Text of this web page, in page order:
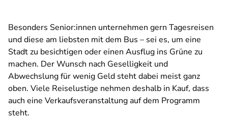
Besonders Senior:innen unternehmen gern Tagesreisen
und diese am liebsten mit dem Bus – sei es, um eine
Stadt zu besichtigen oder einen Ausflug ins Grüne zu
machen. Der Wunsch nach Geselligkeit und
Abwechslung für wenig Geld steht dabei meist ganz
oben. Viele Reiselustige nehmen deshalb in Kauf, dass
auch eine Verkaufsveranstaltung auf dem Programm
steht.